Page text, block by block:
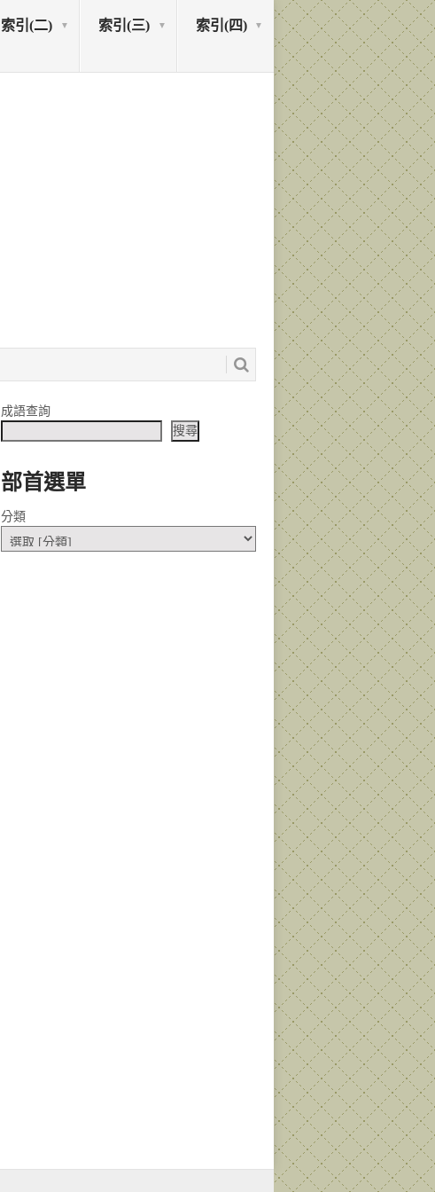
索引(二) 索引(三) 索引(四)
成語查詢
搜尋
部首選單
分類